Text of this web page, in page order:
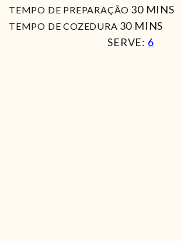
TEMPO DE PREPARAÇÃO 30MIN
MINS
TEMPO DE COZEDURA 30MIN
MINS
SERVE: 6